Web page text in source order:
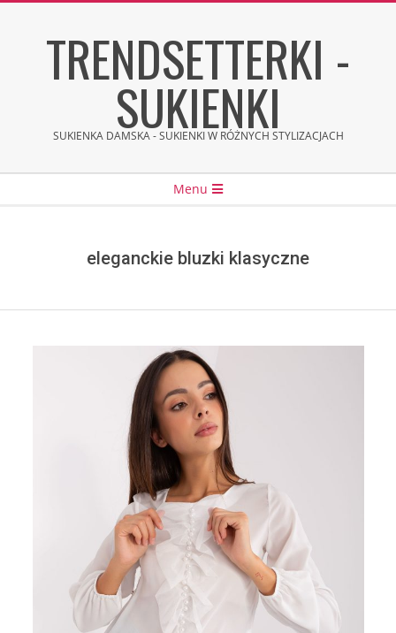
TRENDSETTERKI -
SUKIENKI
SUKIENKA DAMSKA - SUKIENKI W RÓŻNYCH STYLIZACJACH
Menu
eleganckie bluzki klasyczne